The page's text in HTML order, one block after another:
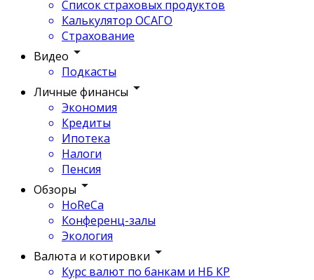
Список страховых продуктов
Калькулятор ОСАГО
Страхование
Видео
Подкасты
Личные финансы
Экономия
Кредиты
Ипотека
Налоги
Пенсия
Обзоры
HoReCa
Конференц-залы
Экология
Валюта и котировки
Курс валют по банкам и НБ КР